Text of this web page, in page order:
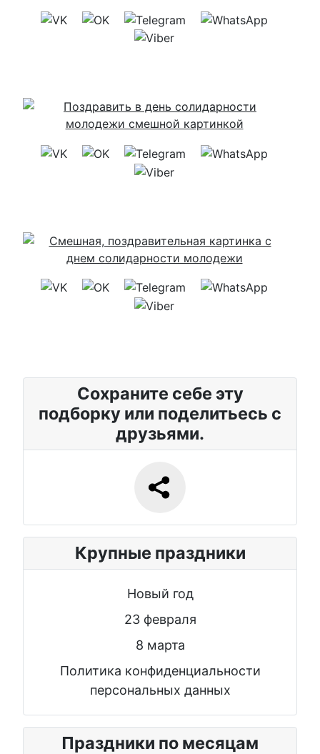
Сохраните себе эту
подборку или поделитьесь с
друзьями.
Крупные праздники
Новый год
23 февраля
8 марта
Политика конфиденциальности
персональных данных
Праздники по месяцам